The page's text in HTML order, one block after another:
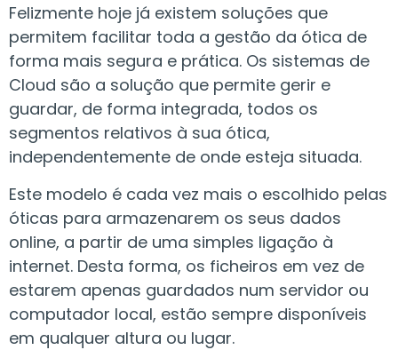
Felizmente hoje já existem soluções que
permitem facilitar toda a gestão da ótica de
forma mais segura e prática. Os sistemas de
Cloud são a solução que permite gerir e
guardar, de forma integrada, todos os
segmentos relativos à sua ótica,
independentemente de onde esteja situada.
Este modelo é cada vez mais o escolhido pelas
óticas para armazenarem os seus dados
online, a partir de uma simples ligação à
internet. Desta forma, os ficheiros em vez de
estarem apenas guardados num servidor ou
computador local, estão sempre disponíveis
em qualquer altura ou lugar.